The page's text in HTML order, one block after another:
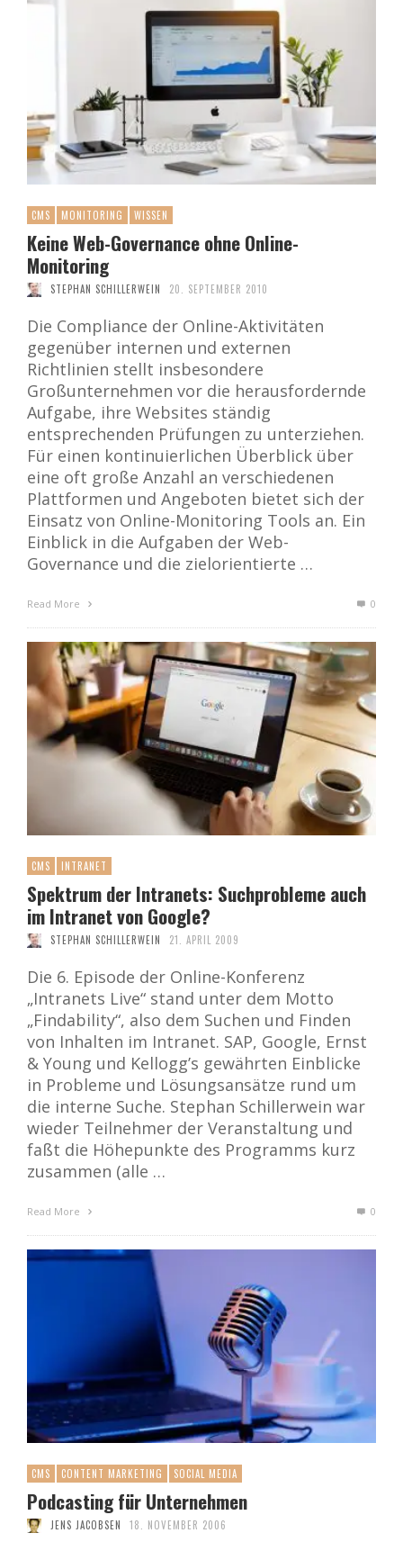
CMS MONITORING WISSEN
Keine Web-Governance ohne Online-
Monitoring
STEPHAN SCHILLERWEIN 20. SEPTEMBER 2010
Die Compliance der Online-Aktivitäten
gegenüber internen und externen
Richtlinien stellt insbesondere
Großunternehmen vor die herausfordernde
Aufgabe, ihre Websites ständig
entsprechenden Prüfungen zu unterziehen.
Für einen kontinuierlichen Überblick über
eine oft große Anzahl an verschiedenen
Plattformen und Angeboten bietet sich der
Einsatz von Online-Monitoring Tools an. Ein
Einblick in die Aufgaben der Web-
Governance und die zielorientierte …
Read More 0
CMS INTRANET
Spektrum der Intranets: Suchprobleme auch
im Intranet von Google?
STEPHAN SCHILLERWEIN 21. APRIL 2009
Die 6. Episode der Online-Konferenz
„Intranets Live“ stand unter dem Motto
„Findability“, also dem Suchen und Finden
von Inhalten im Intranet. SAP, Google, Ernst
& Young und Kellogg’s gewährten Einblicke
in Probleme und Lösungsansätze rund um
die interne Suche. Stephan Schillerwein war
wieder Teilnehmer der Veranstaltung und
faßt die Höhepunkte des Programms kurz
zusammen (alle …
Read More 0
CMS CONTENT MARKETING SOCIAL MEDIA
Podcasting für Unternehmen
JENS JACOBSEN 18. NOVEMBER 2006